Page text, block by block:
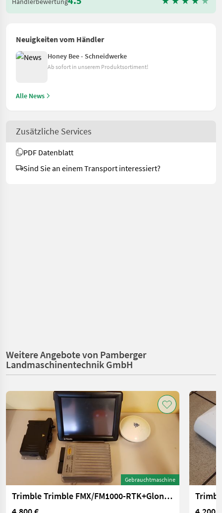
Neuigkeiten vom Händler
Honey Bee - Schneidwerke
Ab sofort in unserem Produktsortiment!
Alle News
Zusätzliche Services
PDF Datenblatt
Sind Sie an einem Transport interessiert?
Weitere Angebote von Pamberger
Landmaschinentechnik GmbH
Gebrauchtmaschine
Trimble Trimble FMX/FM1000-RTK+Glonass-Autopilot